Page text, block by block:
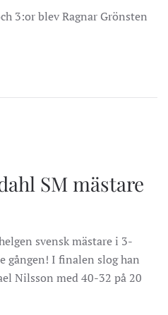
3:or blev Ragnar Grönsten
SM mästare
svensk mästare i 3-
gången! I finalen slog han
Nilsson med 40-32 på 20